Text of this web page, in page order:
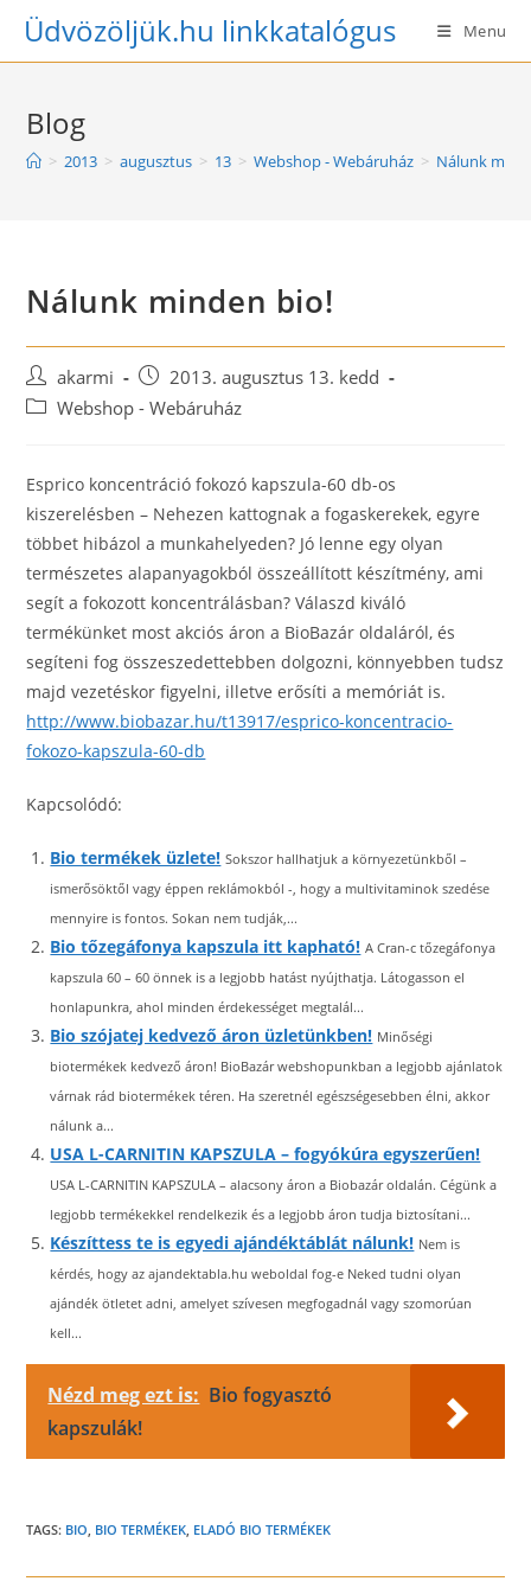
SkipÜdvözöljük.hu linkkatalógus Menu
Blog
> 2013 > augusztus > 13 > Webshop - Webáruház > Nálunk
Nálunk minden bio!
Post
author:
akarmi
Post
published:
2013. augusztus 13. kedd
PostWebshop - Webáruház
Esprico koncentráció fokozó kapszula-60 db-os
kiszerelésben – Nehezen kattognak a fogaskerekek, egyre
többet hibázol a munkahelyeden? Jó lenne egy olyan
természetes alapanyagokból összeállított készítmény, ami
segít a fokozott koncentrálásban? Válaszd kiváló
termékünket most akciós áron a BioBazár oldaláról, és
segíteni fog összeszedettebben dolgozni, könnyebben tudsz
majd vezetéskor figyelni, illetve erősíti a memóriát is.
http://www.biobazar.hu/t13917/esprico-koncentracio-
fokozo-kapszula-60-db
Kapcsolódó:
Bio termékek üzlete! Sokszor hallhatjuk a környezetünkből –
ismerősöktől vagy éppen reklámokból -, hogy a multivitaminok szedése
mennyire is fontos. Sokan nem tudják,...
Bio tőzegáfonya kapszula itt kapható! A Cran-c tőzegáfonya
kapszula 60 – 60 önnek is a legjobb hatást nyújthatja. Látogasson el
honlapunkra, ahol minden érdekességet megtalál...
Bio szójatej kedvező áron üzletünkben! Minőségi
biotermékek kedvező áron! BioBazár webshopunkban a legjobb ajánlatok
várnak rád biotermékek téren. Ha szeretnél egészségesebben élni, akkor
nálunk a...
USA L-CARNITIN KAPSZULA – fogyókúra egyszerűen!
USA L-CARNITIN KAPSZULA – alacsony áron a Biobazár oldalán. Cégünk a
legjobb termékekkel rendelkezik és a legjobb áron tudja biztosítani...
Készíttess te is egyedi ajándéktáblát nálunk! Nem is
kérdés, hogy az ajandektabla.hu weboldal fog-e Neked tudni olyan
ajándék ötletet adni, amelyet szívesen megfogadnál vagy szomorúan
kell...
Nézd meg ezt is: Bio fogyasztó
kapszulák!
TAGS: BIO, BIO TERMÉKEK, ELADÓ BIO TERMÉKEK